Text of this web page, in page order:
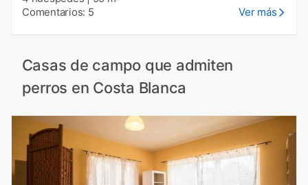
Comentarios: 5
Ver más
Casas de campo que admiten
perros en Costa Blanca